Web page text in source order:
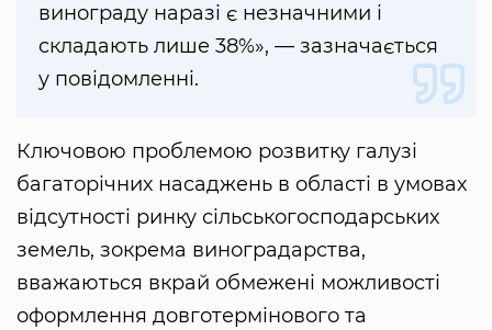
винограду наразі є незначними і
складають лише 38%», — зазначається
у повідомленні.
Ключовою проблемою розвитку галузі
багаторічних насаджень в області в умовах
відсутності ринку сільськогосподарських
земель, зокрема виноградарства,
вважаються вкрай обмежені можливості
оформлення довготермінового та